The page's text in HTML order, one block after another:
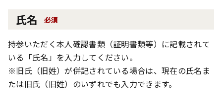
氏名 必須
持参いただく本人確認書類（証明書類等）に記載されて
いる「氏名」を入力してください。
※旧氏（旧姓）が併記されている場合は、現在の氏名ま
たは旧氏（旧姓）のいずれでも入力できます。